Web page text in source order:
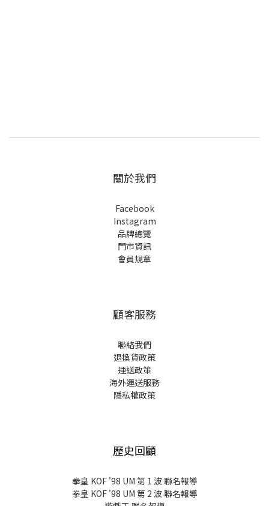
關於我們
Facebook
Instagram
品牌總覽
門市資訊
會員規章
顧客服務
聯絡我們
退換貨政策
運送政策
海外運送服務
隱私權政策
歷史回顧
拳皇 KOF '98 UM 第 1 波 聯名報導
拳皇 KOF '98 UM 第 2 波 聯名報導